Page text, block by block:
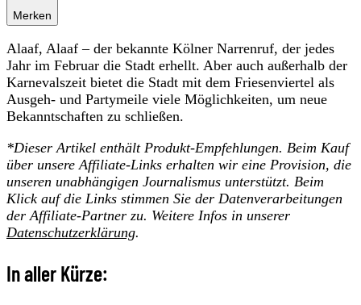
Merken
Alaaf, Alaaf – der bekannte Kölner Narrenruf, der jedes
Jahr im Februar die Stadt erhellt. Aber auch außerhalb der
Karnevalszeit bietet die Stadt mit dem Friesenviertel als
Ausgeh- und Partymeile viele Möglichkeiten, um neue
Bekanntschaften zu schließen.
*Dieser Artikel enthält Produkt-Empfehlungen. Beim Kauf
über unsere Affiliate-Links erhalten wir eine Provision, die
unseren unabhängigen Journalismus unterstützt. Beim
Klick auf die Links stimmen Sie der Datenverarbeitungen
der Affiliate-Partner zu. Weitere Infos in unserer
Datenschutzerklärung.
In aller Kürze: